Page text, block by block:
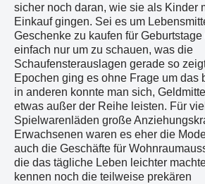
sicher noch daran, wie sie als Kinder
Einkauf gingen. Sei es um
Geschenke zu kaufen für
einfach nur um zu schauen, was die
Schaufensterauslagen gerade so
Epochen ging es ohne Frage um das
in anderen konnte man sich,
etwas außer der Reihe leisten. Für
Spielwarenläden große
Erwachsenen waren es eher die
auch die Geschäfte für
die das tägliche Leben leichter
kennen noch die teilweise prekären